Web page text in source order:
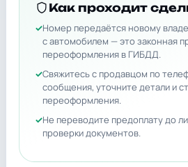
Как проходит
Номер передаётся новому
с автомобилем — это законная
переоформления в ГИБДД.
Свяжитесь с продавцом по
сообщения, уточните детали и
переоформления.
Не переводите предоплату до
проверки документов.